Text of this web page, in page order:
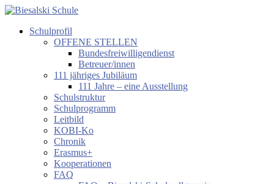
Zum
springen
Biesalski
Förderzentrum
körperliche
motorische
Entwicklung
Schulprofil
OFFENE STELLEN
Bundesfreiwilligendienst
Betreuer/innen
111 jähriges Jubiläum
111 Jahre – eine Ausstellung
Schulstruktur
Schulprogramm
Leitbild
KOBI-Ko
Chronik
Erasmus+
Kooperationen
FAQ